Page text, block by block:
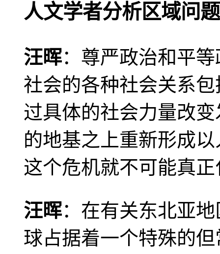
人文学者分析区域问题
汪晖：尊严政治和平
社会的各种社会关系
过具体的社会力量改
的地基之上重新形成
这个危机就不可能真
汪晖：在有关东北亚
球占据着一个特殊的